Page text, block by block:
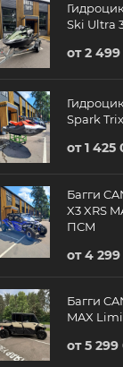
Ski Ultra
от2
Spark
от1 425
Багги
X3 XRS
ПСМ
от4
Багги
MAX
от5